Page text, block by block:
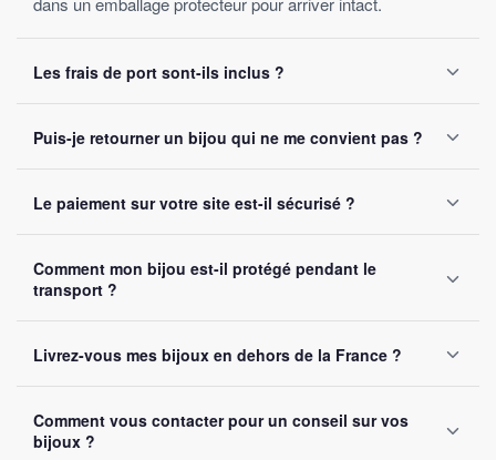
Les frais de port sont-ils inclus ?
sans montant minimum d'achat. Votre bijou part sous 24 à
48 heures ouvrées.
Puis-je retourner un bijou qui ne me convient pas ?
le retourner. Remboursement intégral garanti, sans
question posée.
Le paiement sur votre site est-il sécurisé ?
SSL. Nous acceptons Visa, Mastercard, PayPal et Apple
Pay. Vos données bancaires ne sont jamais stockées sur
Comment mon bijou est-il protégé pendant le
transport ?
renforcé. Un numéro de suivi vous est envoyé par e-mail
dès l'expédition.
Livrez-vous mes bijoux en dehors de la France ?
Suisse et Canada. Comptez 5 à 10 jours ouvrés selon la
Comment vous contacter pour un conseil sur vos
bijoux ?